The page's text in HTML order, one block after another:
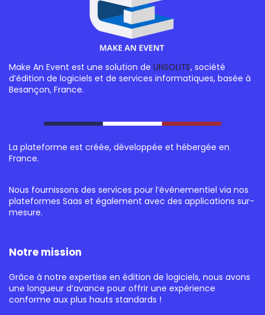
Make An Event est une solution de UNSOLITE, société
d’édition de logiciels et de services informatiques, basée à
Besançon, France.
La plateforme est créée, développée et hébergée en
France.
Nous fournissons des services pour l’événementiel via nos
plateformes Saas et également avec des applications sur-
mesure.
Notre mission
Grâce à notre expertise en édition de logiciels, nous avons
une longueur d’avance pour offrir une expérience
conforme aux plus hauts standards !